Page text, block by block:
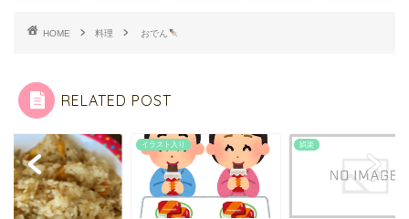
HOME 料理 おでん
RELATED POST
ト入り 娯楽 レシピ